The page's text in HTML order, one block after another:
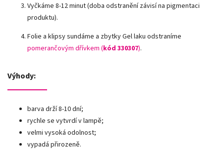
Vyčkáme 8-12 minut (doba odstranění závisí na pigmentaci
produktu).
Folie a klipsy sundáme a zbytky Gel laku odstraníme
pomerančovým dřívkem (kód 330307).
Výhody:
barva drží 8-10 dní;
rychle se vytvrdí v lampě;
velmi vysoká odolnost;
vypadá přirozeně.